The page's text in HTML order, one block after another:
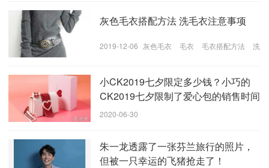
Aj4酷灰色版本前舌头是灰色的，扁平鞋带，灰色网格。
整体为灰色、白色和黑色中底，舌头上有黄色圆点。Aj4
酷灰色版本也有一个发光版本，这是一个aj5和kwas的联
合模型。鞋底是一个发光的水晶鞋底，它是由不同的材
灰色毛衣搭配方法 洗毛衣注意事项
2019-12-06 灰色毛衣 毛衣 毛衣搭配方法
洗
小CK2019七夕限定多少钱？小巧的
CK2019七夕限制了爱心包的销售时间
2020-06-30
朱一龙透露了一张芬兰旅行的照片，
但被一只幸运的飞猪抢走了！